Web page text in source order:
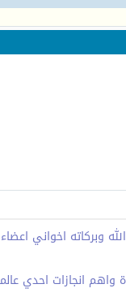
وبركاته اخواني اعضاء
انجازات احدي